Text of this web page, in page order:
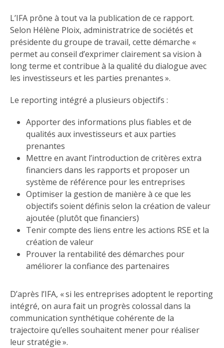
L’IFA prône à tout va la publication de ce rapport.
Selon Hélène Ploix, administratrice de sociétés et
présidente du groupe de travail, cette démarche «
permet au conseil d’exprimer clairement sa vision à
long terme et contribue à la qualité du dialogue avec
les investisseurs et les parties prenantes ».
Le reporting intégré a plusieurs objectifs :
Apporter des informations plus fiables et de
qualités aux investisseurs et aux parties
prenantes
Mettre en avant l’introduction de critères extra
financiers dans les rapports et proposer un
système de référence pour les entreprises
Optimiser la gestion de manière à ce que les
objectifs soient définis selon la création de valeur
ajoutée (plutôt que financiers)
Tenir compte des liens entre les actions RSE et la
création de valeur
Prouver la rentabilité des démarches pour
améliorer la confiance des partenaires
D’après l’IFA, « si les entreprises adoptent le reporting
intégré, on aura fait un progrès colossal dans la
communication synthétique cohérente de la
trajectoire qu’elles souhaitent mener pour réaliser
leur stratégie ».